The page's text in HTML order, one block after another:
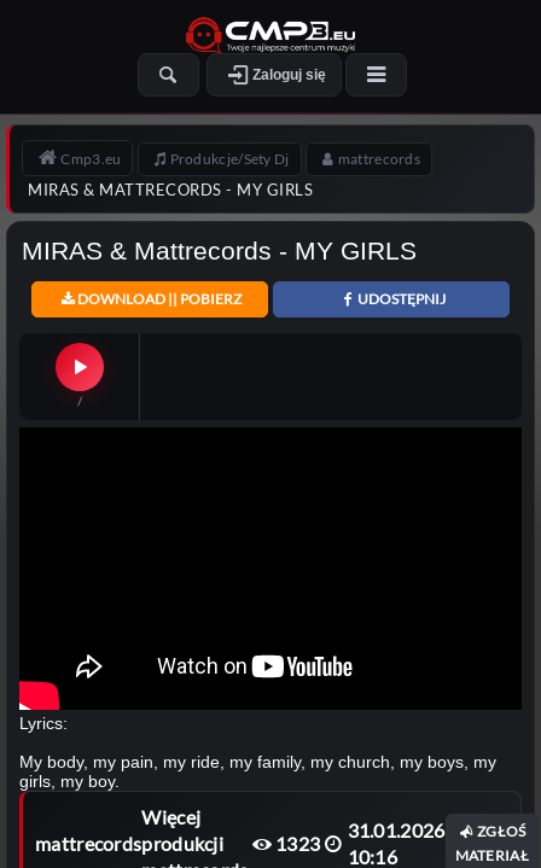
Zaloguj się
Cmp3.eu Produkcje/Sety Dj mattrecords
MIRAS & MATTRECORDS - MY GIRLS
MIRAS & Mattrecords - MY GIRLS
DOWNLOAD || POBIERZ UDOSTĘPNIJ
/
Lyrics:
My body, my pain, my ride, my family, my church, my boys, my
girls, my boy.
mattrecords
Więcej
produkcji
1323
31.01.2026
10:16
ZGŁOŚ
MATERIAŁ